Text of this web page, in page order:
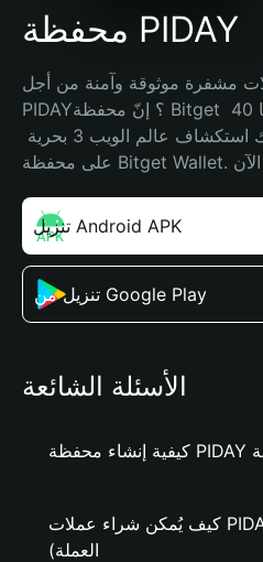
محفظة PIDAY
مشفرة موثوقة وآمنة من أجل
PIDAY؟ إنّ محفظة Bitget خيارك الأفضل. حيث يثق بها 40
تنزيل Android APK
تنزيل من Google Play
الأسئلة الشائعة
كيف يُمكن شراء عملات PIDAY؟ (فقط لمشروع
العملة)